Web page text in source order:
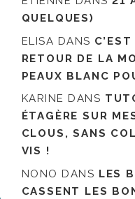
QUELQUES)
ELISA DANS
RETOUR DE LA
PEAUX BLANC
KARINE DANS
ÉTAGÈRE SUR
CLOUS, SANS
VIS !
NONO DANS LES
CASSENT LES